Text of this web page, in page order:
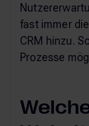
fast immer
CRM hinzu.
Prozesse